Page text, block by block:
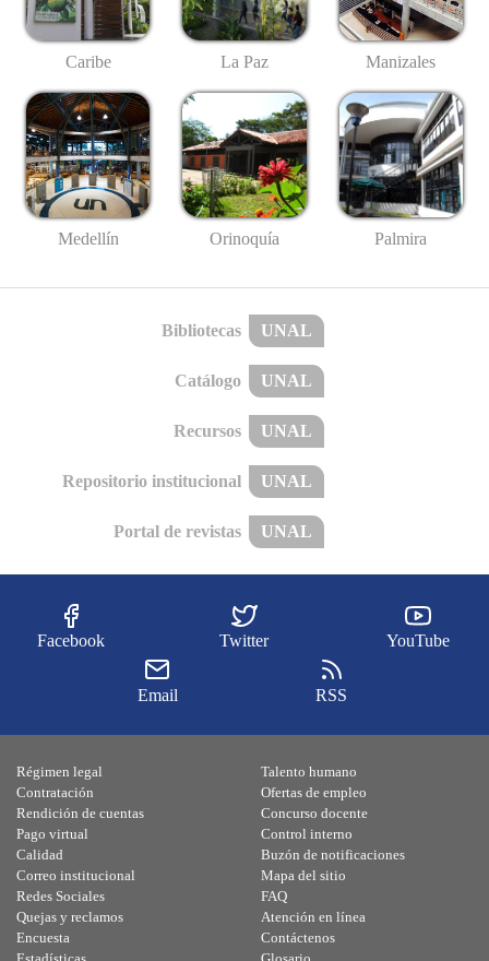
Caribe La Paz Manizales
Medellín Orinoquía Palmira
Bibliotecas UNAL
Catálogo UNAL
Recursos UNAL
Repositorio institucional UNAL
Portal de revistas UNAL
Facebook Twitter YouTube
Email RSS
Régimen legal
Contratación
Rendición de cuentas
Pago virtual
Calidad
Talento humano
Ofertas de empleo
Concurso docente
Control interno
Buzón de notificaciones
Correo institucional
Redes Sociales
Quejas y reclamos
Encuesta
Mapa del sitio
FAQ
Atención en línea
Contáctenos